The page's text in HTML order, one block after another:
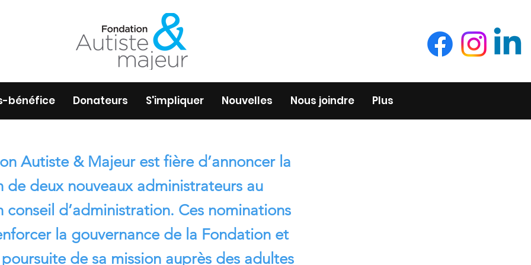
bénéfice Donateurs S'impliquer Nouvelles Nous joindre Plus
Autiste & Majeur est fière d’annoncer la
de deux nouveaux administrateurs au
conseil d’administration. Ces nominations
la gouvernance de la Fondation et
de sa mission auprès des adultes